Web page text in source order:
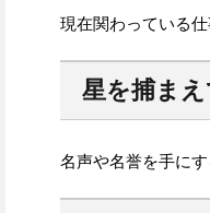
現在関わっている
星を捕ま
名声や名誉を手に